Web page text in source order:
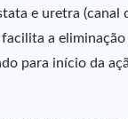
e uretra (canal
a
para início da